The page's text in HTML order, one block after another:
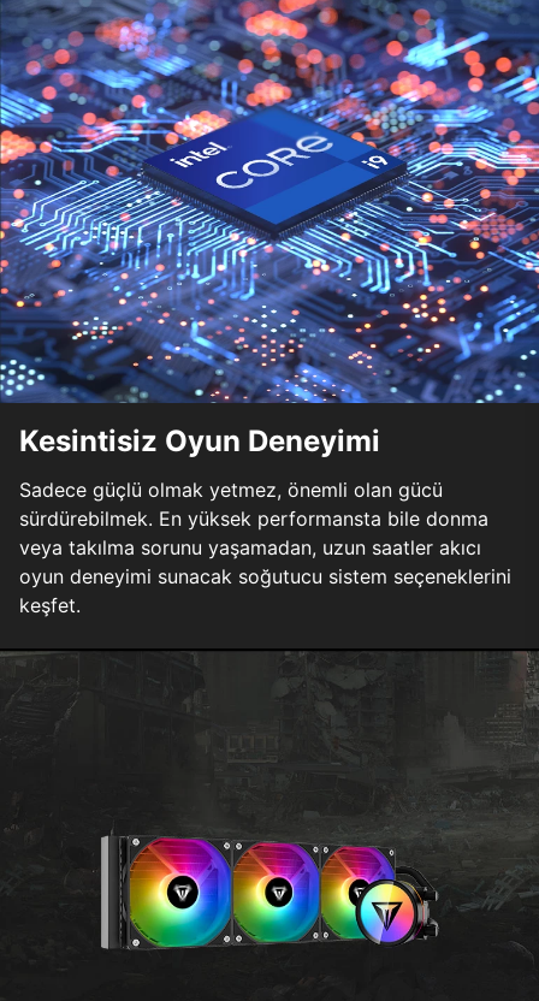
Kesintisiz Oyun Deneyimi
Sadece güçlü olmak yetmez, önemli olan gücü
sürdürebilmek. En yüksek performansta bile donma
veya takılma sorunu yaşamadan, uzun saatler akıcı
oyun deneyimi sunacak soğutucu sistem seçeneklerini
keşfet.